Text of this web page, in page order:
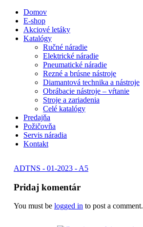
Skip
content
Domov
E-shop
Akciové letáky
Katalógy
Ručné náradie
Elektrické náradie
Pneumatické náradie
Rezné a brúsne nástroje
Diamantová technika a nástroje
Obrábacie nástroje – vŕtanie
Stroje a zariadenia
Celé katalógy
Predajňa
Požičovňa
Servis náradia
Kontakt
ADTNS - 01-2023 - A5
Pridaj komentár
You must be logged in to post a comment.